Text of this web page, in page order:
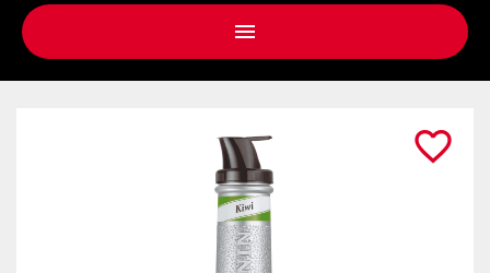

favorite_border